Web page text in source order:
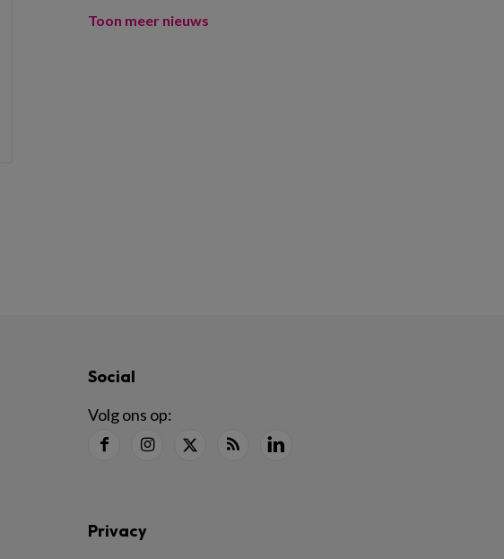
Toon meer nieuws
Social
Volg ons op:
Privacy